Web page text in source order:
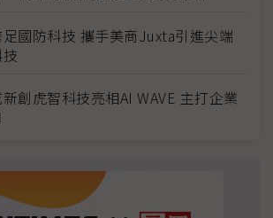
國防科技 攜手美商Juxta引進尖端
創虎智科技亮相AI WAVE 主打企業